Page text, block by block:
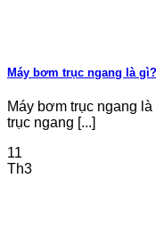
Máy bơm trục ngang là gì?
Máy bơm trục ngang
trục ngang [...]
11
Th3